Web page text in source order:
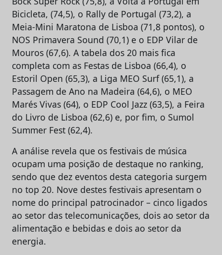
Bicicleta, (74,5), o Rally de Portugal (73,2), a
Meia-Mini Maratona de Lisboa (71,8 pontos), o
NOS Primavera Sound (70,1) e o EDP Vilar de
Mouros (67,6). A tabela dos 20 mais fica
completa com as Festas de Lisboa (66,4), o
Estoril Open (65,3), a Liga MEO Surf (65,1), a
Passagem de Ano na Madeira (64,6), o MEO
Marés Vivas (64), o EDP Cool Jazz (63,5), a Feira
do Livro de Lisboa (62,6) e, por fim, o Sumol
Summer Fest (62,4).
A análise revela que os festivais de música
ocupam uma posição de destaque no ranking,
sendo que dez eventos desta categoria surgem
no top 20. Nove destes festivais apresentam o
nome do principal patrocinador – cinco ligados
ao setor das telecomunicações, dois ao setor da
alimentação e bebidas e dois ao setor da
energia.